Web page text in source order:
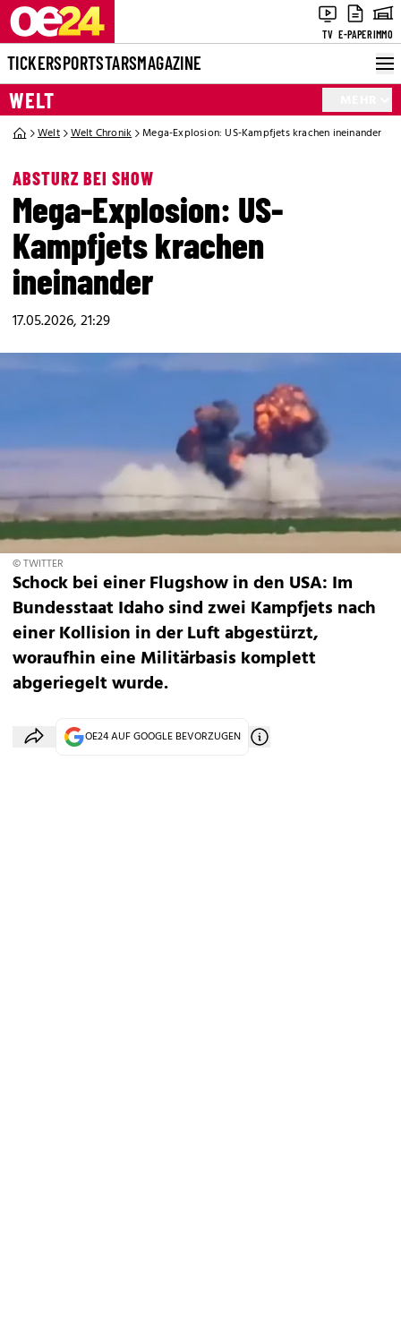
TV E-PAPERIMMO
TICKERSPORTSTARSMAGAZINE
WELT
Welt Welt Chronik Mega-Explosion: US-Kampfjets krachen ineinander
ABSTURZ BEI SHOW
Mega-Explosion: US-
Kampfjets krachen
ineinander
17.05.2026, 21:29
© TWITTER
Schock bei einer Flugshow in den USA: Im
Bundesstaat Idaho sind zwei Kampfjets nach
einer Kollision in der Luft abgestürzt,
woraufhin eine Militärbasis komplett
abgeriegelt wurde.
OE24 AUF GOOGLE BEVORZUGEN